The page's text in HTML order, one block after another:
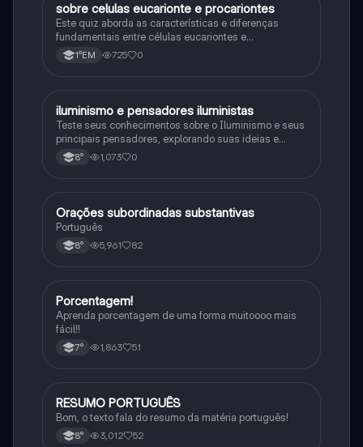
Biologia
sobre celulas eucarionte e procariontes
Este quiz aborda as características e diferenças
fundamentais entre células eucariontes e
procariontes.
1°EM 725 0
História
iluminismo e pensadores iluministas
Teste seus conhecimentos sobre o Iluminismo e seus
principais pensadores, explorando suas ideias e
impacto histórico.
8° 1,073 0
Português
Orações subordinadas substantivas
Português
8° 5,961 82
Matematica
Porcentagem!
Aprenda porcentagem de uma forma muitoooo mais
fácil!!
7° 1,863 51
Português
RESUMO PORTUGUÊS
Bom, o texto fala do resumo da matéria português!
8° 3,012 52